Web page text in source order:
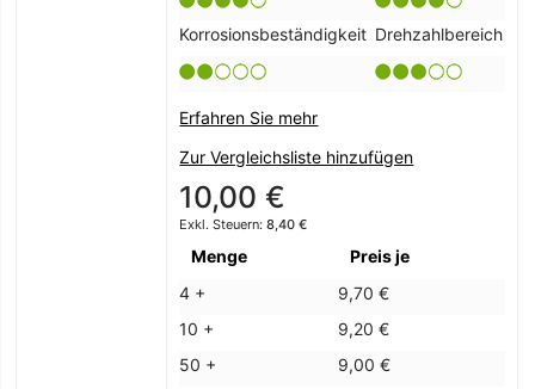
Korrosionsbeständigkeit Drehzahlbereich
Erfahren Sie mehr
Zur Vergleichsliste hinzufügen
10,00 €
8,40 €
Menge
Preis je
4 +
9,70 €
10 +
9,20 €
50 +
9,00 €